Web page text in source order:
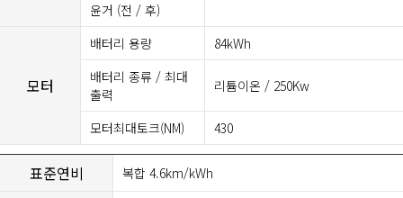
윤거 (전 / 후)
모터
배터리 용량
84kWh
배터리 종류 / 최대
출력
리튬이온 / 250Kw
모터최대토크(NM) 430
표준연비 복합 4.6km/kWh